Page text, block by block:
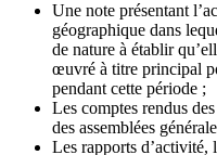
Une note présentant
géographique dans
de nature à établir
œuvré à titre principal
pendant cette période ;
Les comptes rendus
des assemblées
Les rapports d’activité,